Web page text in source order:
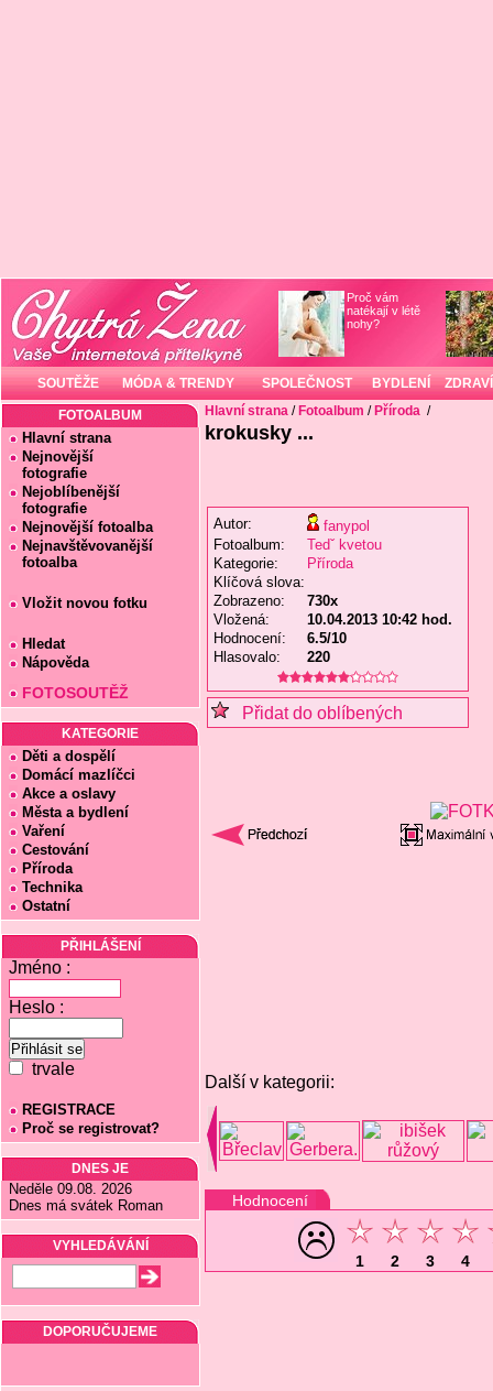
Proč vám
natékají v létě
nohy?
SOUTĚŽE MÓDA & TRENDY SPOLEČNOST BYDLENÍ ZDRAVÍ
FOTOALBUM
Hlavní strana
Nejnovější
fotografie
Nejoblíbenější
fotografie
Nejnovější fotoalba
Nejnavštěvovanější
fotoalba
Vložit novou fotku
Hledat
Nápověda
FOTOSOUTĚŽ
KATEGORIE
Děti a dospělí
Domácí mazlíčci
Akce a oslavy
Města a bydlení
Vaření
Cestování
Příroda
Technika
Ostatní
PŘIHLÁŠENÍ
Jméno :
Heslo :
trvale
REGISTRACE
Proč se registrovat?
DNES JE
Neděle 09.08. 2026
Dnes má svátek Roman
VYHLEDÁVÁNÍ
DOPORUČUJEME
Hlavní strana / Fotoalbum / Příroda /
krokusky ...
Autor:
fanypol
Fotoalbum:
Tedˇ kvetou
Kategorie:
Příroda
Klíčová slova:
Zobrazeno:
730x
Vložená:
10.04.2013 10:42 hod.
Hodnocení:
6.5/10
Hlasovalo:
220
Přidat do oblíbených
Další v kategorii:
Hodnocení
1 2 3 4